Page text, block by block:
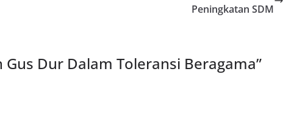
Peningkatan SDM
Gus Dur Dalam Toleransi Beragama”